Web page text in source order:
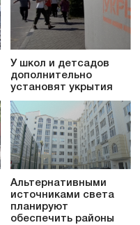
У школ и детсадов
дополнительно
установят укрытия
Альтернативными
источниками света
планируют
обеспечить районы